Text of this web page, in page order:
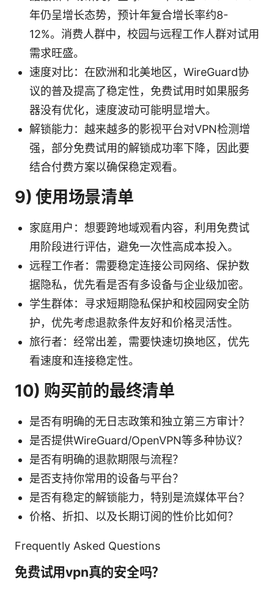
年仍呈增长态势，预计年复合增长率约8-
12%。消费人群中，校园与远程工作人群对试用
需求旺盛。
速度对比：在欧洲和北美地区，WireGuard协
议的普及提高了稳定性，免费试用时如果服务
器没有优化，速度波动可能明显增大。
解锁能力：越来越多的影视平台对VPN检测增
强，部分免费试用的解锁成功率下降，因此要
结合付费方案以确保稳定观看。
9) 使用场景清单
家庭用户：想要跨地域观看内容，利用免费试
用阶段进行评估，避免一次性高成本投入。
远程工作者：需要稳定连接公司网络、保护数
据隐私，优先看是否有多设备与企业级加密。
学生群体：寻求短期隐私保护和校园网安全防
护，优先考虑退款条件友好和价格灵活性。
旅行者：经常出差，需要快速切换地区，优先
看速度和连接稳定性。
10) 购买前的最终清单
是否有明确的无日志政策和独立第三方审计？
是否提供WireGuard/OpenVPN等多种协议？
是否有明确的退款期限与流程？
是否支持你常用的设备与平台？
是否有稳定的解锁能力，特别是流媒体平台？
价格、折扣、以及长期订阅的性价比如何？
Frequently Asked Questions
免费试用vpn真的安全吗？